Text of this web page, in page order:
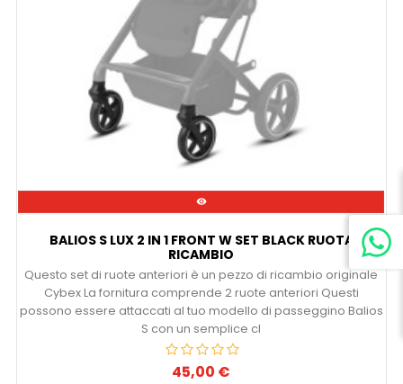

BALIOS S LUX 2 IN 1 FRONT W SET BLACK RUOTA
RICAMBIO
Questo set di ruote anteriori è un pezzo di ricambio originale
Cybex La fornitura comprende 2 ruote anteriori Questi
possono essere attaccati al tuo modello di passeggino Balios
S con un semplice cl
Prezzo
45,00 €